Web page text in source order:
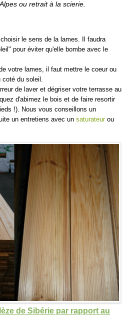
ou retrait à la scierie.
le sens de la lames. Il faudra
pour éviter qu'elle bombe avec le
votre lames, il faut mettre le coeur ou
coté du soleil.
de laver et dégriser votre terrasse au
d'abimez le bois et de faire resortir
!). Nous vous conseillons un
un entretiens avec un saturateurou
de Sibérie par rapport au